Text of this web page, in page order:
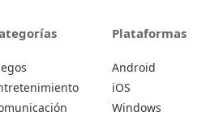
Plataformas
Android
iOS
Windows